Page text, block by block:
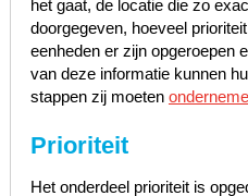
het gaat, de locatie die zo
doorgegeven, hoeveel
eenheden er zijn opgeroepen
van deze informatie kunnen
stappen zij moeten
Prioriteit
Het onderdeel prioriteit is